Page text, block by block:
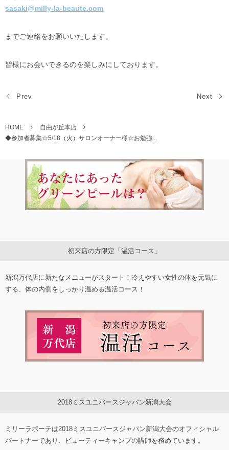
sasaki@milly-la-beaute.com
までご連絡をお願いいたします。
皆様にお会いできるのを楽しみにしております。
Prev Next
HOME
自由が丘本店
◆参加者募集☆5/18（火）サロンオーナー様☆お勉強...
初来店の方限定「温活コース」
新潟万代店に新たなメニューがスタート！冷えやすい女性の体を元気に
する、体の内側をしっかり温める温活コース！
2018ミスユニバースジャパン新潟大会
ミリーラボーテは2018ミスユニバースジャパン新潟大会のオフィシャル
パートナーであり、ビューティーキャンプの講師を務めています。